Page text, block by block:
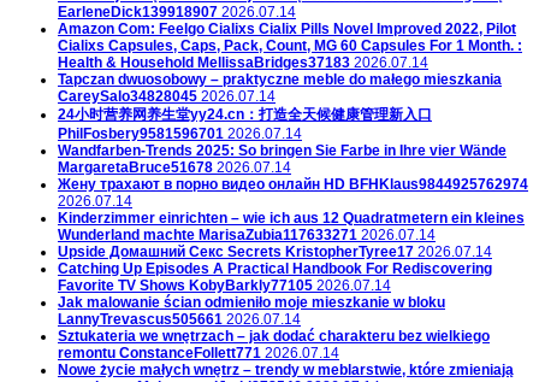
EarleneDick139918907 2026.07.14
Amazon Com: Feelgo Cialixs Cialix Pills Novel Improved 2022, Pilot
Cialixs Capsules, Caps, Pack, Count, MG 60 Capsules For 1 Month. :
Health & Household MellissaBridges37183 2026.07.14
Tapczan dwuosobowy – praktyczne meble do małego mieszkania
CareySalo34828045 2026.07.14
24小时营养网养生堂yy24.cn：打造全天候健康管理新入口
PhilFosbery9581596701 2026.07.14
Wandfarben-Trends 2025: So bringen Sie Farbe in Ihre vier Wände
MargaretaBruce51678 2026.07.14
Жену трахают в порно видео онлайн HD BFHKlaus9844925762974
2026.07.14
Kinderzimmer einrichten – wie ich aus 12 Quadratmetern ein kleines
Wunderland machte MarisaZubia117633271 2026.07.14
Upside Домашний Секс Secrets KristopherTyree17 2026.07.14
Catching Up Episodes A Practical Handbook For Rediscovering
Favorite TV Shows KobyBarkly77105 2026.07.14
Jak malowanie ścian odmieniło moje mieszkanie w bloku
LannyTrevascus505661 2026.07.14
Sztukateria we wnętrzach – jak dodać charakteru bez wielkiego
remontu ConstanceFollett771 2026.07.14
Nowe życie małych wnętrz – trendy w meblarstwie, które zmieniają